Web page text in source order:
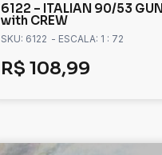
6122 – ITALIAN 90/53 GUN
with CREW
SKU: 6122 - ESCALA: 1 : 72
R$ 108,99